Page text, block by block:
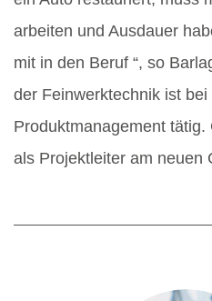
arbeiten und Ausdauer
mit in den Beruf “, so
der Feinwerktechnik ist bei
Produktmanagement
als Projektleiter am neuen